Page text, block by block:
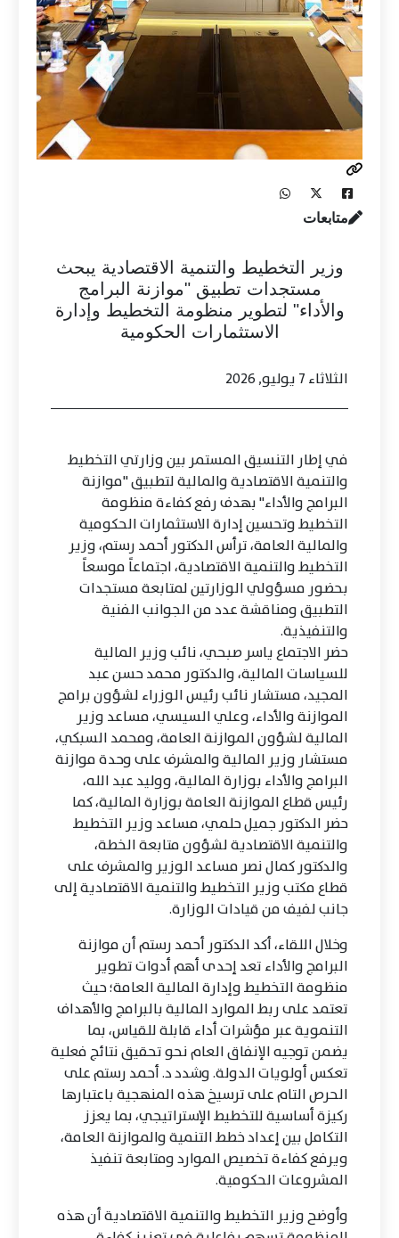
متابعات
وزير التخطيط والتنمية الاقتصادية يبحث
مستجدات تطبيق "موازنة البرامج
والأداء" لتطوير منظومة التخطيط وإدارة
الاستثمارات الحكومية
الثلاثاء 7 يوليو, 2026
في إطار التنسيق المستمر بين وزارتي التخطيط
والتنمية الاقتصادية والمالية لتطبيق "موازنة
البرامج والأداء" بهدف رفع كفاءة منظومة
التخطيط وتحسين إدارة الاستثمارات الحكومية
والمالية العامة، ترأس الدكتور أحمد رستم، وزير
التخطيط والتنمية الاقتصادية، اجتماعاً موسعاً
بحضور مسؤولي الوزارتين لمتابعة مستجدات
التطبيق ومناقشة عدد من الجوانب الفنية
والتنفيذية.
حضر الاجتماع ياسر صبحي، نائب وزير المالية
للسياسات المالية، والدكتور محمد حسن عبد
المجيد، مستشار نائب رئيس الوزراء لشؤون برامج
الموازنة والأداء، وعلي السيسي، مساعد وزير
المالية لشؤون الموازنة العامة، ومحمد السبكي،
مستشار وزير المالية والمشرف على وحدة موازنة
البرامج والأداء بوزارة المالية، ووليد عبد الله،
رئيس قطاع الموازنة العامة بوزارة المالية، كما
حضر الدكتور جميل حلمي، مساعد وزير التخطيط
والتنمية الاقتصادية لشؤون متابعة الخطة،
والدكتور كمال نصر مساعد الوزير والمشرف على
قطاع مكتب وزير التخطيط والتنمية الاقتصادية إلى
جانب لفيف من قيادات الوزارة.
وخلال اللقاء، أكد الدكتور أحمد رستم أن موازنة
البرامج والأداء تعد إحدى أهم أدوات تطوير
منظومة التخطيط وإدارة المالية العامة؛ حيث
تعتمد على ربط الموارد المالية بالبرامج والأهداف
التنموية عبر مؤشرات أداء قابلة للقياس، بما
يضمن توجيه الإنفاق العام نحو تحقيق نتائج فعلية
تعكس أولويات الدولة. وشدد د. أحمد رستم على
الحرص التام على ترسيخ هذه المنهجية باعتبارها
ركيزة أساسية للتخطيط الإستراتيجي، بما يعزز
التكامل بين إعداد خطط التنمية والموازنة العامة،
ويرفع كفاءة تخصيص الموارد ومتابعة تنفيذ
المشروعات الحكومية.
وأوضح وزير التخطيط والتنمية الاقتصادية أن هذه